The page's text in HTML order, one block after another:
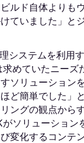
ルド自体よりも
ていました」と
システムを利用す
めていたニーズ
ソリューション
ほど簡単でした」
ングの観点から
ソリューション
変化するコンテ